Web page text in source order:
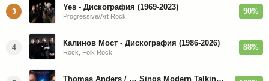
3 Yes - Дискография (1969-2023)
Progressive/Art Rock
90%
4 Калинов Мост - Дискография (1986-2026)
Rock, Folk Rock
88%
Thomas Anders / … Sings Modern Talking: The Best hi-res